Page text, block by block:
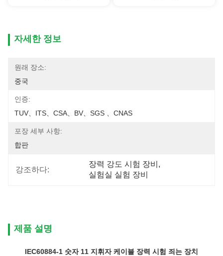
자세한 정보
원래 장소:
중국
인증:
TUV、ITS、CSA、BV、SGS 、CNAS
포장 세부 사항:
합판
강조하다:
장력 강도 시험 장비 ,
실험실 실험 장비
제품 설명
IEC60884-1 숫자 11 지휘자 케이블 장력 시험 죄는 장치